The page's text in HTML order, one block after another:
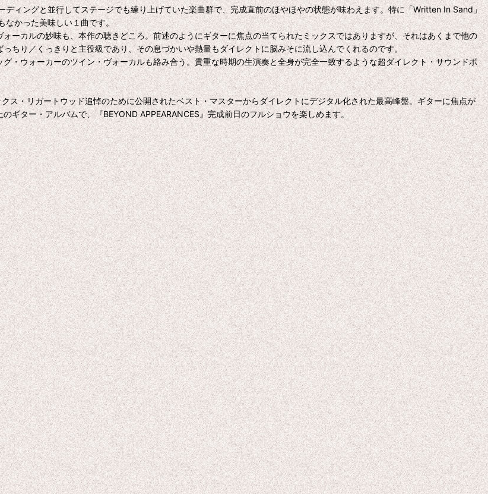
ィングと並行してステージでも練り上げていた楽曲群で、完成直前のほやほやの状態が味わえます。特に「Written In Sand」
なかった美味しい１曲です。
カルの妙味も、本作の聴きどころ。前述のようにギターに焦点の当てられたミックスではありますが、それはあくまで他の
ちり／くっきりと主役級であり、その息づかいや熱量もダイレクトに脳みそに流し込んでくれるのです。
ウォーカーのツイン・ヴォーカルも絡み合う。貴重な時期の生演奏と全身が完全一致するような超ダイレクト・サウンドボ
・リガートウッド追悼のために公開されたベスト・マスターからダイレクトにデジタル化された最高峰盤。ギターに焦点が
ギター・アルバムで、『BEYOND APPEARANCES』完成前日のフルショウを楽しめます。